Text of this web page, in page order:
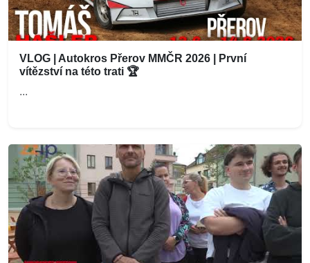
VLOG | Autokros Přerov MMČR 2026 | První
vítězství na této trati 🏆
...